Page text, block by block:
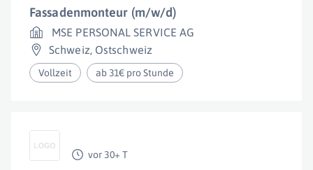
Fassadenmonteur (m/w/d)
MSE PERSONAL SERVICE AG
Schweiz, Ostschweiz
Vollzeit ab 31€ pro Stunde
vor 30+ T